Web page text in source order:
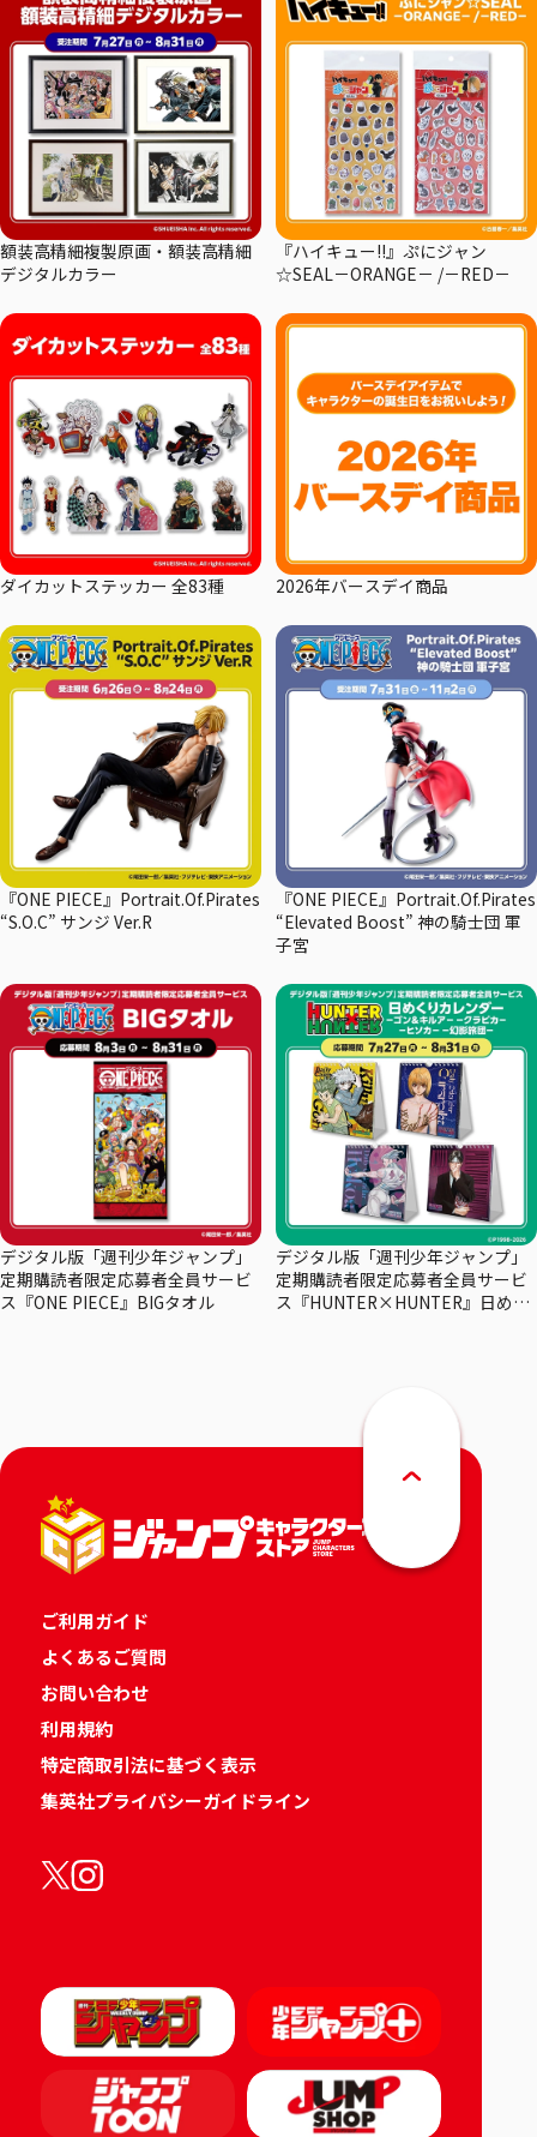
額装高精細複製原画・額装高精細
デジタルカラー
『ハイキュー!!』ぷにジャン
☆SEAL－ORANGE－ /－RED－
ダイカットステッカー 全83種 2026年バースデイ商品
『ONE PIECE』Portrait.Of.Pirates
“S.O.C” サンジ Ver.R
『ONE PIECE』Portrait.Of.Pirates
“Elevated Boost” 神の騎士団 軍
子宮
デジタル版「週刊少年ジャンプ」
定期購読者限定応募者全員サービ
ス『ONE PIECE』BIGタオル
デジタル版「週刊少年ジャンプ」
定期購読者限定応募者全員サービ
ス『HUNTER×HUNTER』日めく
ご利用ガイド
よくあるご質問
お問い合わせ
利用規約
特定商取引法に基づく表示
集英社プライバシーガイドライン